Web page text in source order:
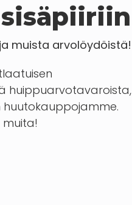
muista arvolöydöistä!
huippuarvotavaroista,
huutokauppojamme.
muita!